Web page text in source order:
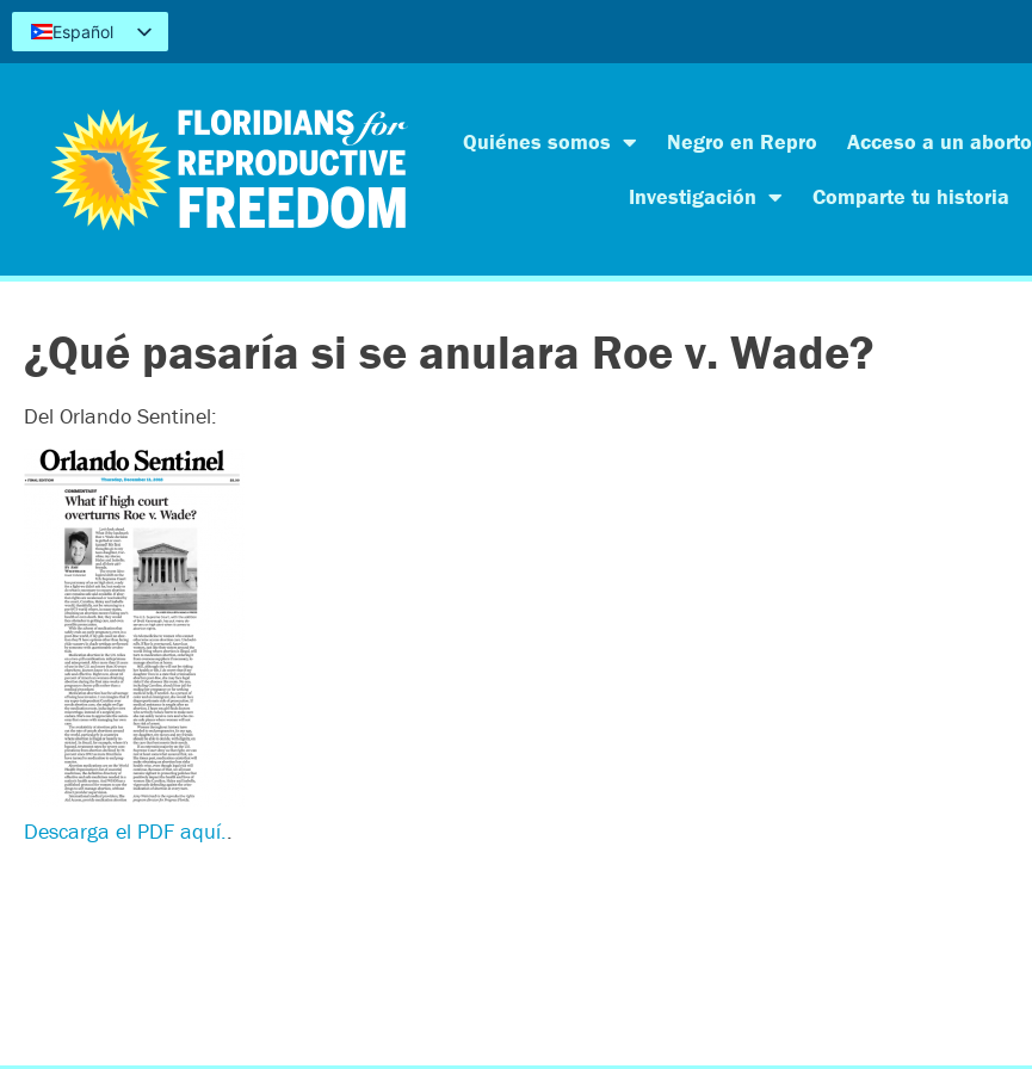
Español
English
简体中文
Tiếng Việt
العربية
Quiénes somos Negro en Repro Acceso a un aborto
Investigación
Comparte tu historia
¿Qué pasaría si se anulara Roe v. Wade?
Del Orlando Sentinel:
Descarga el PDF aquí..